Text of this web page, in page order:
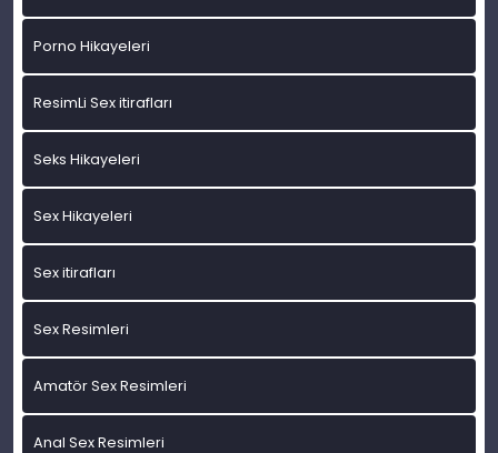
Porno Hikayeleri
ResimLi Sex itirafları
Seks Hikayeleri
Sex Hikayeleri
Sex itirafları
Sex Resimleri
Amatör Sex Resimleri
Anal Sex Resimleri